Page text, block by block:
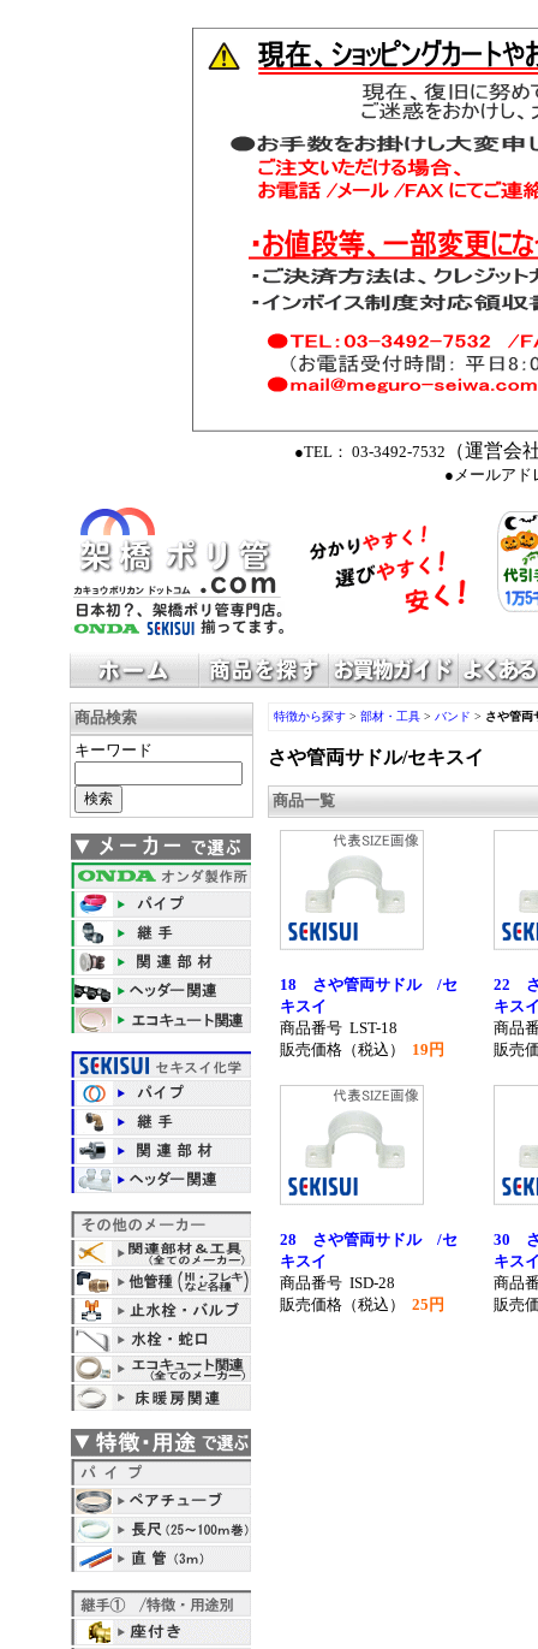
●TEL： 03-3492-7532 （運営会
●メールアド
商品検索
キーワード
特徴から探す> 部材・工具> バンド > さや管両
さや管両サドル/セキスイ
商品一覧
18 さや管両サドル /セ
キスイ
商品番号 LST-18
販売価格（税込） 19円
22
キス
商品
販売
28 さや管両サドル /セ
キスイ
商品番号 ISD-28
販売価格（税込） 25円
30
キス
商品
販売